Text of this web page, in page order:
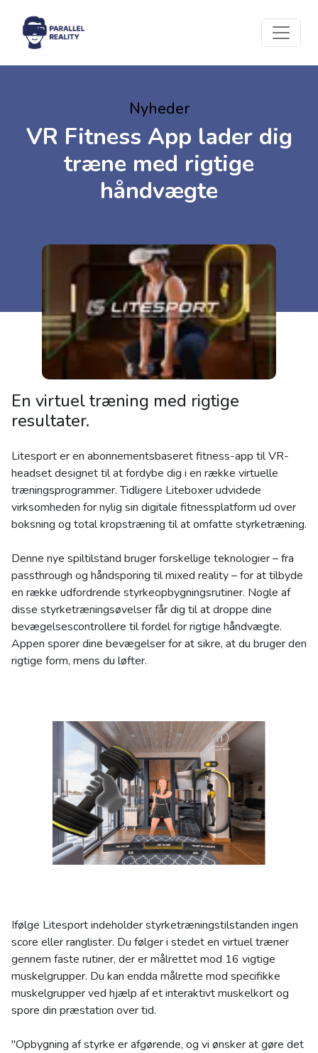
Nyheder
VR Fitness App lader dig
træne med rigtige
håndvægte
En virtuel træning med rigtige
resultater.
Litesport er en abonnementsbaseret fitness-app til VR-
headset designet til at fordybe dig i en række virtuelle
træningsprogrammer. Tidligere Liteboxer udvidede
virksomheden for nylig sin digitale fitnessplatform ud over
boksning og total kropstræning til at omfatte styrketræning.
Denne nye spiltilstand bruger forskellige teknologier – fra
passthrough og håndsporing til mixed reality – for at tilbyde
en række udfordrende styrkeopbygningsrutiner. Nogle af
disse styrketræningsøvelser får dig til at droppe dine
bevægelsescontrollere til fordel for rigtige håndvægte.
Appen sporer dine bevægelser for at sikre, at du bruger den
rigtige form, mens du løfter.
Ifølge Litesport indeholder styrketræningstilstanden ingen
score eller ranglister. Du følger i stedet en virtuel træner
gennem faste rutiner, der er målrettet mod 16 vigtige
muskelgrupper. Du kan endda målrette mod specifikke
muskelgrupper ved hjælp af et interaktivt muskelkort og
spore din præstation over tid.
"Opbygning af styrke er afgørende, og vi ønsker at gøre det